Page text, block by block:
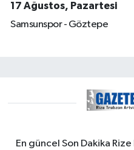
17 Ağustos, Pazartesi
Samsunspor - Göztepe
En güncel Son Dakika